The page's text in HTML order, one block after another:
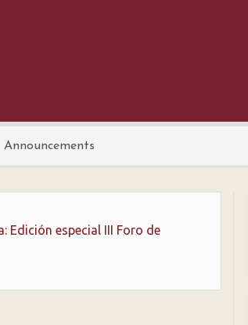
Announcements
Edición especial III Foro de